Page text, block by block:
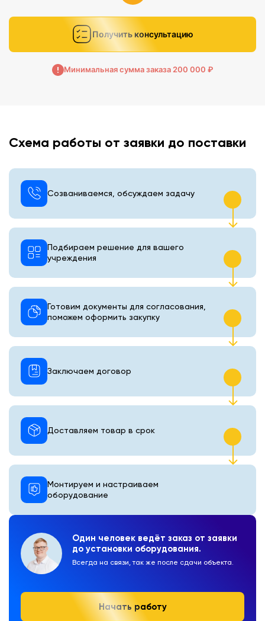
Получить консультацию
Минимальная сумма заказа 200 000 ₽
Схема работы от заявки до поставки
Один человек ведёт заказ от заявки
до установки оборудования.
Всегда на связи, так же после сдачи объекта.
Начать работу
Созваниваемся, обсуждаем задачу
Подбираем решение для вашего
учреждения
Готовим документы для согласования,
поможем оформить закупку
Монтируем и настраиваем
оборудование
Доставляем товар в срок
Заключаем договор